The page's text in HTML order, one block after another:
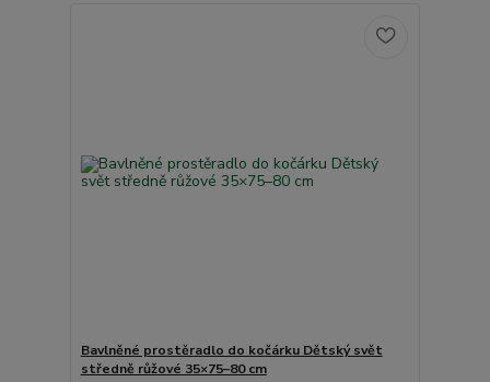
Bavlněné prostěradlo do kočárku Dětský svět
středně růžové 35×75–80 cm